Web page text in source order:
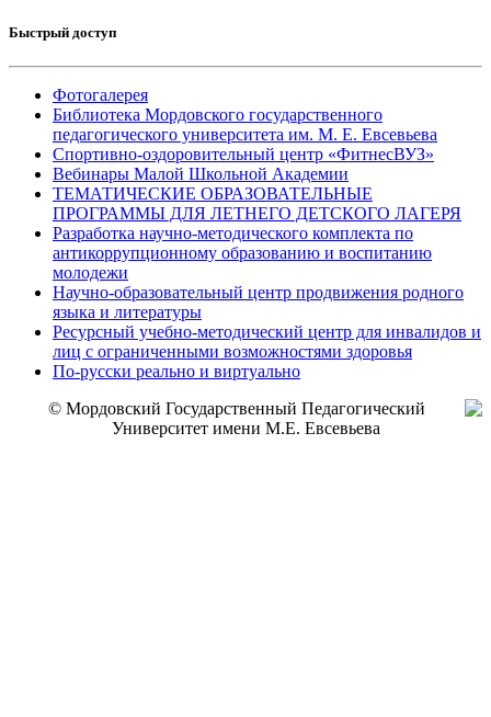
Быстрый доступ
Фотогалерея
Библиотека Мордовского государственного
педагогического университета им. М. Е. Евсевьева
Спортивно-оздоровительный центр «ФитнесВУЗ»
Вебинары Малой Школьной Академии
ТЕМАТИЧЕСКИЕ ОБРАЗОВАТЕЛЬНЫЕ
ПРОГРАММЫ ДЛЯ ЛЕТНЕГО ДЕТСКОГО ЛАГЕРЯ
Разработка научно-методического комплекта по
антикоррупционному образованию и воспитанию
молодежи
Научно-образовательный центр продвижения родного
языка и литературы
Ресурсный учебно-методический центр для инвалидов и
лиц с ограниченными возможностями здоровья
По-русски реально и виртуально
© Мордовский Государственный Педагогический
Университет имени М.Е. Евсевьева